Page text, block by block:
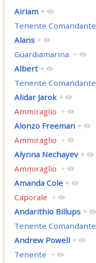
Airiam +
Tenente Comandante
Alans +
Guardiamarina +
Albert +
Tenente Comandante
Alidar Jarok +
Ammiraglio +
Alonzo Freeman +
Ammiraglio +
Alynna Nechayev +
Ammiraglio +
Amanda Cole +
Caporale +
Andarithio Billups +
Tenente Comandante
Andrew Powell +
Tenente +